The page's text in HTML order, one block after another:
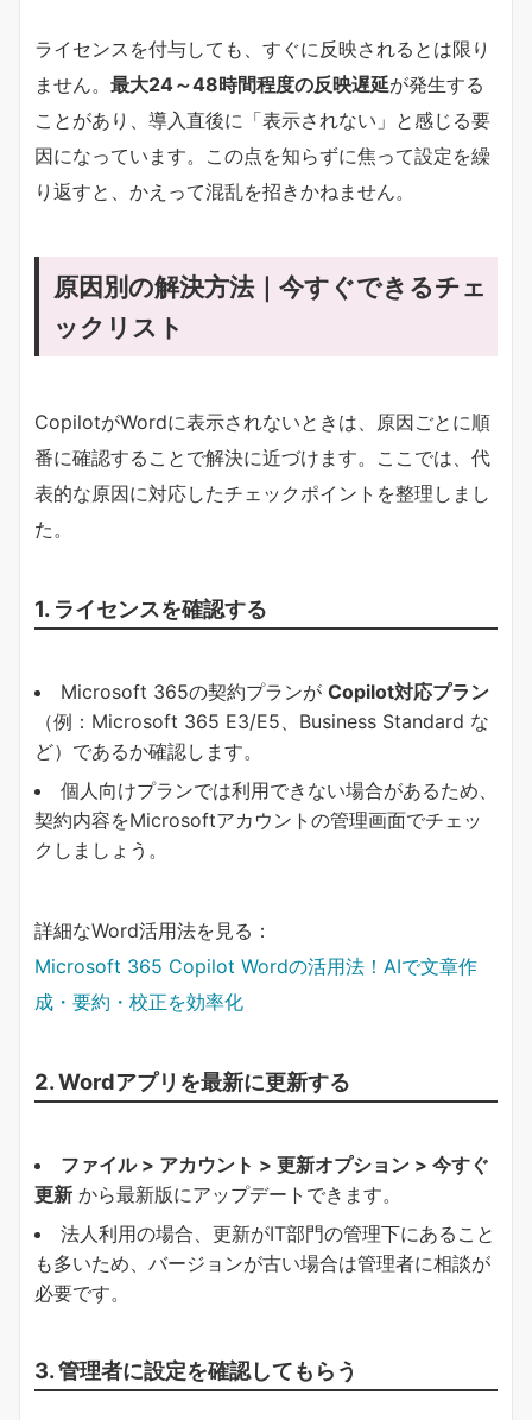
ライセンスを付与しても、すぐに反映されるとは限り
ません。 最大24～48時間程度の反映遅延が発生する
ことがあり、導入直後に「表示されない」と感じる要
因になっています。この点を知らずに焦って設定を繰
り返すと、かえって混乱を招きかねません。
原因別の解決方法｜今すぐできるチェ
ックリスト
CopilotがWordに表示されないときは、原因ごとに順
番に確認することで解決に近づけます。ここでは、代
表的な原因に対応したチェックポイントを整理しまし
た。
1. ライセンスを確認する
Microsoft 365の契約プランが Copilot対応プラン
（例：Microsoft 365 E3/E5、Business Standard な
ど）であるか確認します。
個人向けプランでは利用できない場合があるため、
契約内容をMicrosoftアカウントの管理画面でチェッ
クしましょう。
詳細なWord活用法を見る：
Microsoft 365 Copilot Wordの活用法！AIで文章作
成・要約・校正を効率化
2. Wordアプリを最新に更新する
ファイル > アカウント > 更新オプション > 今すぐ
更新 から最新版にアップデートできます。
法人利用の場合、更新がIT部門の管理下にあること
も多いため、バージョンが古い場合は管理者に相談が
必要です。
3. 管理者に設定を確認してもらう